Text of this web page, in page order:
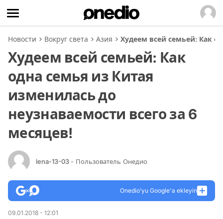
Новости Вокруг света Азия Худеем всей семьей: Как
Худеем всей семьей: Как
одна семья из Китая
изменилась до
неузнаваемости всего за 6
месяцев!
lena-13-03 - Пользователь Онедио
Onedio’yu Google'a ekleyin
09.01.2018 - 12:01